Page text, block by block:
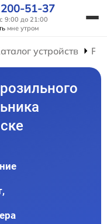
51-37
9:00 до 21:00
мне утром
устройств